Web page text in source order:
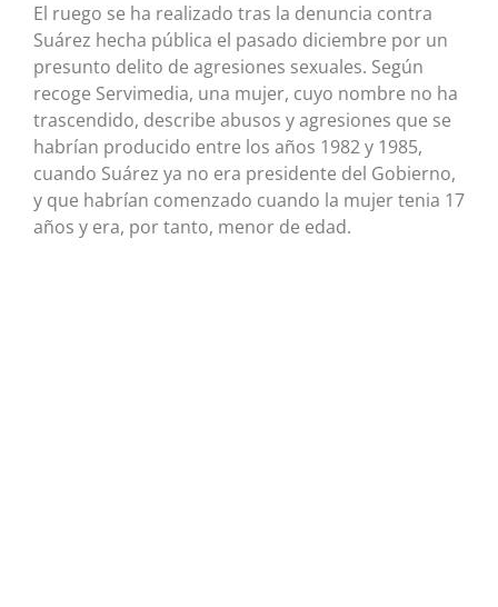
El ruego se ha realizado tras la denuncia contra
Suárez hecha pública el pasado diciembre por un
presunto delito de agresiones sexuales. Según
recoge Servimedia, una mujer, cuyo nombre no ha
trascendido, describe abusos y agresiones que se
habrían producido entre los años 1982 y 1985,
cuando Suárez ya no era presidente del Gobierno,
y que habrían comenzado cuando la mujer tenia 17
años y era, por tanto, menor de edad.